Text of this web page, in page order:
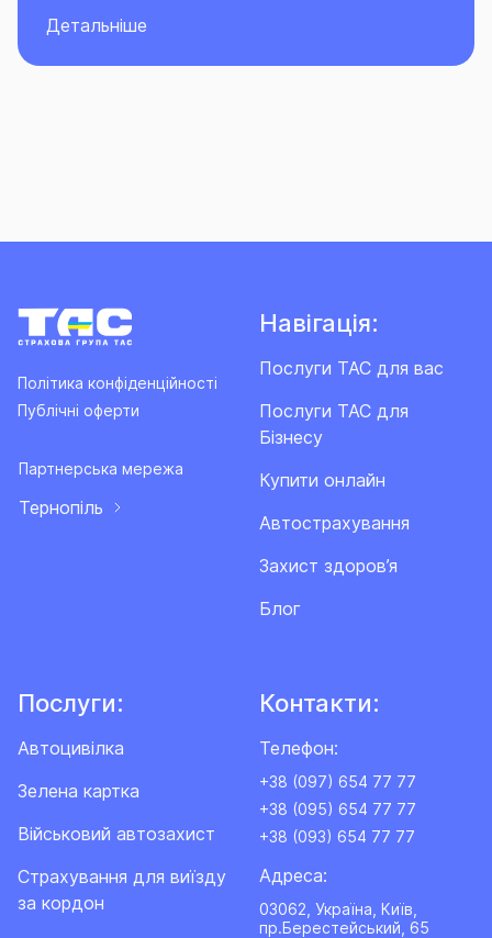
Детальніше
Політика конфіденційності
Публічні оферти
Партнерська мережа
Тернопіль
Навігація:
Послуги ТАС для вас
Послуги ТАС для
Бізнесу
Купити онлайн
Автострахування
Захист здоров’я
Блог
Послуги:
Автоцивілка
Зелена картка
Військовий автозахист
Cтрахування для виїзду
за кордон
Контакти:
Телефон:
+38 (097) 654 77 77
+38 (095) 654 77 77
+38 (093) 654 77 77
Адреса:
03062, Україна, Київ,
пр.Берестейський, 65